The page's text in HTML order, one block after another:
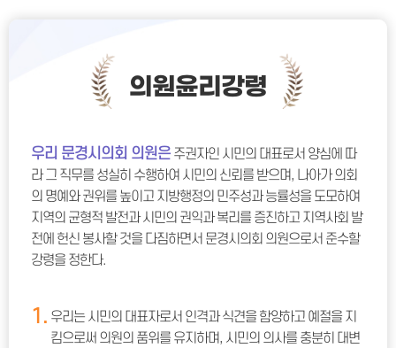
의원윤리강령
우리 문경시의회 의원은 주권자인 시민의 대표로서 양심에 따
라 그 직무를 성실히 수행하여 시민의 신뢰를 받으며, 나아가 의회
의 명예와 권위를 높이고 지방행정의 민주성과 능률성을 도모하여
지역의 균형적 발전과 시민의 권익과 복리를 증진하고 지역사회 발
전에 헌신 봉사할 것을 다짐하면서 문경시의회 의원으로서 준수할
강령을 정한다.
1. 우리는 시민의 대표자로서 인격과 식견을 함양하고 예절을 지
킴으로써 의원의 품위를 유지하며, 시민의 의사를 충분히 대변